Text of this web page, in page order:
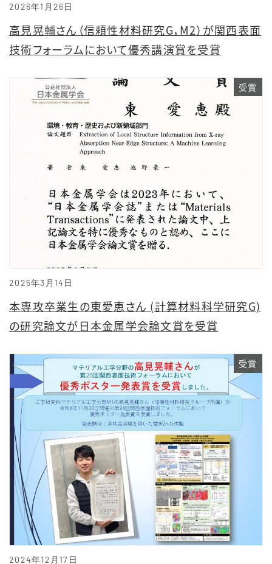
2026年1月26日
高見晃輔さん（信頼性材料研究G，M2）が関西表面
技術フォーラムにおいて優秀講演賞を受賞
2025年3月14日
受賞
本専攻卒業生の東愛恵さん (計算材料科学研究G)
の研究論文が日本金属学会論文賞を受賞
2024年12月17日
受賞